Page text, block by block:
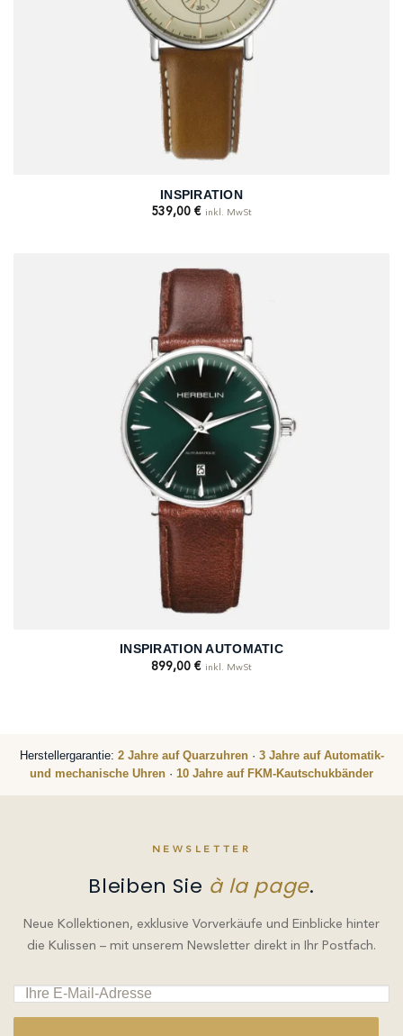
INSPIRATION
539,00 € inkl. MwSt
INSPIRATION AUTOMATIC
899,00 € inkl. MwSt
Herstellergarantie: 2 Jahre auf Quarzuhren· 3 Jahre auf Automatik-
und mechanische Uhren · 10 Jahre auf FKM-Kautschukbänder
NEWSLETTER
Bleiben Sie à la page.
Neue Kollektionen, exklusive Vorverkäufe und Einblicke hinter
die Kulissen – mit unserem Newsletter direkt in Ihr Postfach.